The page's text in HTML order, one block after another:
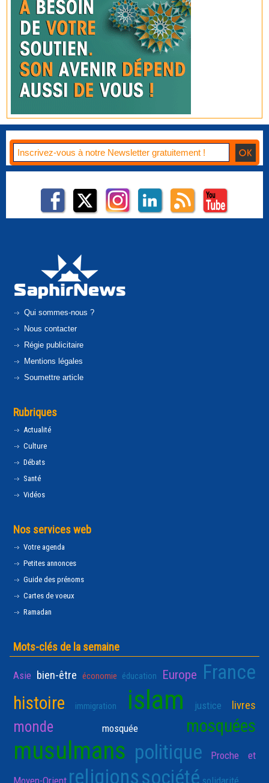
Qui sommes-nous ?
Nous contacter
Régie publicitaire
Mentions légales
Soumettre article
Rubriques
Actualité
Culture
Débats
Santé
Vidéos
Nos services web
Votre agenda
Petites annonces
Guide des prénoms
Cartes de voeux
Ramadan
Mots-clés de la semaine
Asie bien-être économie éducation Europe France
histoire immigration islam justice livres
monde mosquée mosquées
musulmans politique Proche et
Moyen-Orient religionssociété solidarité